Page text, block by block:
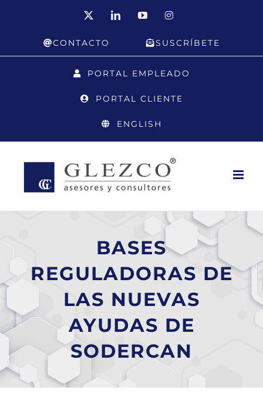
LinkedInYouTubeInstagram
CONTACTO SUSCRÍBETE
PORTAL EMPLEADO
PORTAL CLIENTE
ENGLISH
BASES
REGULADORAS DE
LAS NUEVAS
AYUDAS DE
SODERCAN